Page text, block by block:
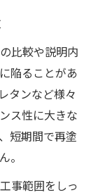
比較や説明内
陥ることがあ
タンなど様々
ス性に大きな
短期間で再塗
。
事範囲をしっ